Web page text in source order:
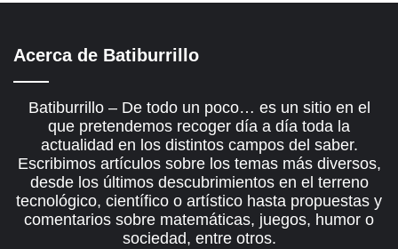
Acerca de Batiburrillo
Batiburrillo – De todo un poco… es un sitio en el
que pretendemos recoger día a día toda la
actualidad en los distintos campos del saber.
Escribimos artículos sobre los temas más diversos,
desde los últimos descubrimientos en el terreno
tecnológico, científico o artístico hasta propuestas y
comentarios sobre matemáticas, juegos, humor o
sociedad, entre otros.